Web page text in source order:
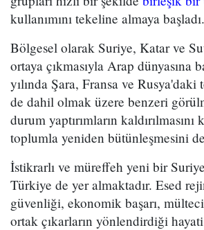
kullanımını tekeline almaya başladı.
Bölgesel olarak Suriye, Katar ve
ortaya çıkmasıyla Arap
yılında Şara, Fransa ve
de dahil olmak üzere benzeri
durum yaptırımların
toplumla yeniden bütünleşmesini
İstikrarlı ve müreffeh yeni bir
Türkiye de yer almaktadır. Esed
güvenliği, ekonomik başarı,
ortak çıkarların yönlendirdiği